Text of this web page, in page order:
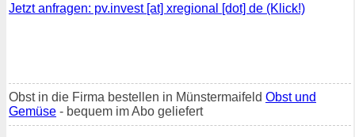
Jetzt anfragen: pv.invest [at] xregional [dot] de (Klick!)
Obst in die Firma bestellen in Münstermaifeld Obst und
Gemüse - bequem im Abo geliefert